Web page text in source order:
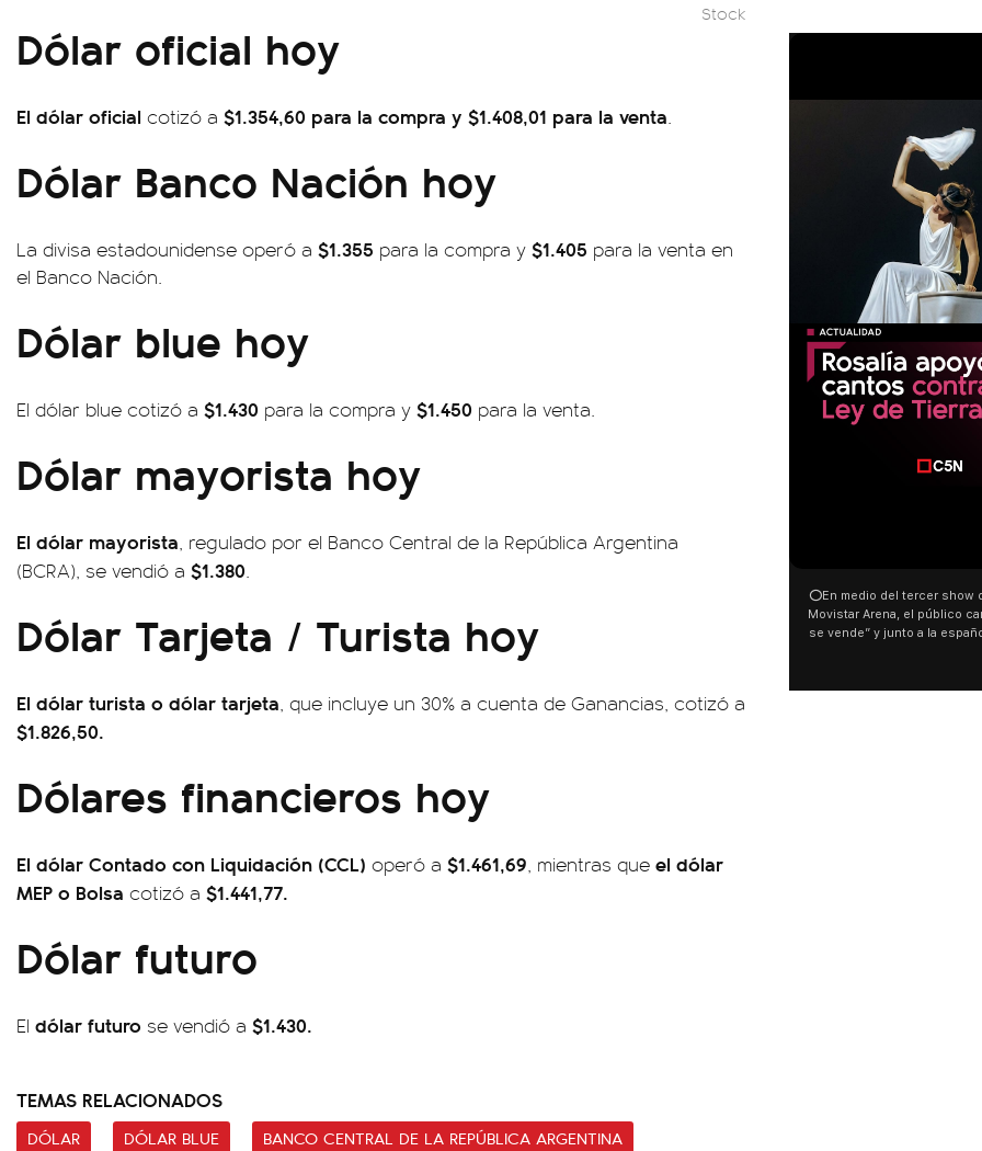
Stock
Dólar oficial hoy
El dólar oficial cotizó a $1.354,60 para la compra y $1.408,01 para la venta.
Dólar Banco Nación hoy
La divisa estadounidense operó a $1.355 para la compra y $1.405 para la venta en
el Banco Nación.
Dólar blue hoy
El dólar blue cotizó a $1.430 para la compra y $1.450 para la venta.
Dólar mayorista hoy
El dólar mayorista, regulado por el Banco Central de la República Argentina
(BCRA), se vendió a $1.380.
Dólar Tarjeta / Turista hoy
El dólar turista o dólar tarjeta, que incluye un 30% a cuenta de Ganancias, cotizó a
$1.826,50.
Dólares financieros hoy
El dólar Contado con Liquidación (CCL) operó a $1.461,69, mientras que el dólar
MEP o Bolsa cotizó a $1.441,77.
Dólar futuro
El dólar futuro se vendió a $1.430.
TEMAS RELACIONADOS
DÓLAR DÓLAR BLUE BANCO CENTRAL DE LA REPÚBLICA ARGENTINA
⭕En medio del tercer show
Movistar Arena, el público
se vende” y junto a la